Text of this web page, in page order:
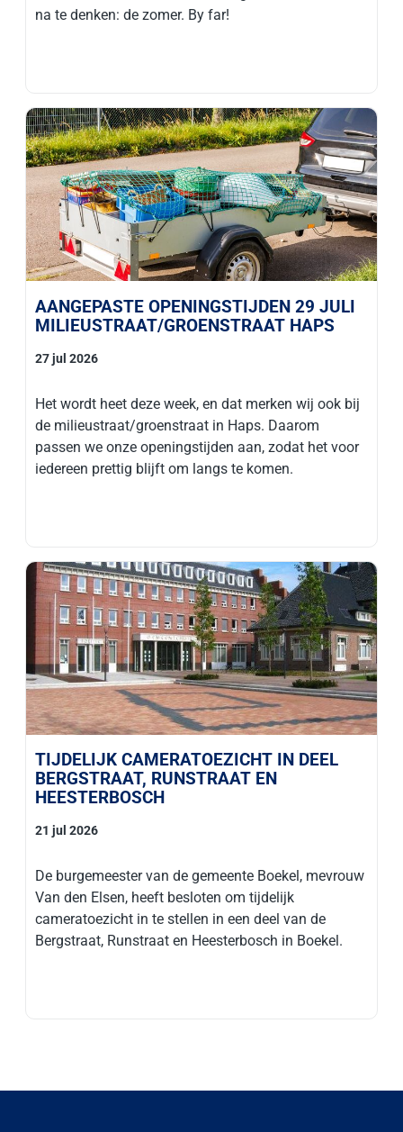
na te denken: de zomer. By far!
AANGEPASTE OPENINGSTIJDEN 29 JULI
MILIEUSTRAAT/GROENSTRAAT HAPS
27 jul 2026
Het wordt heet deze week, en dat merken wij ook bij
de milieustraat/groenstraat in Haps. Daarom
passen we onze openingstijden aan, zodat het voor
iedereen prettig blijft om langs te komen.
TIJDELIJK CAMERATOEZICHT IN DEEL
BERGSTRAAT, RUNSTRAAT EN
HEESTERBOSCH
21 jul 2026
De burgemeester van de gemeente Boekel, mevrouw
Van den Elsen, heeft besloten om tijdelijk
cameratoezicht in te stellen in een deel van de
Bergstraat, Runstraat en Heesterbosch in Boekel.